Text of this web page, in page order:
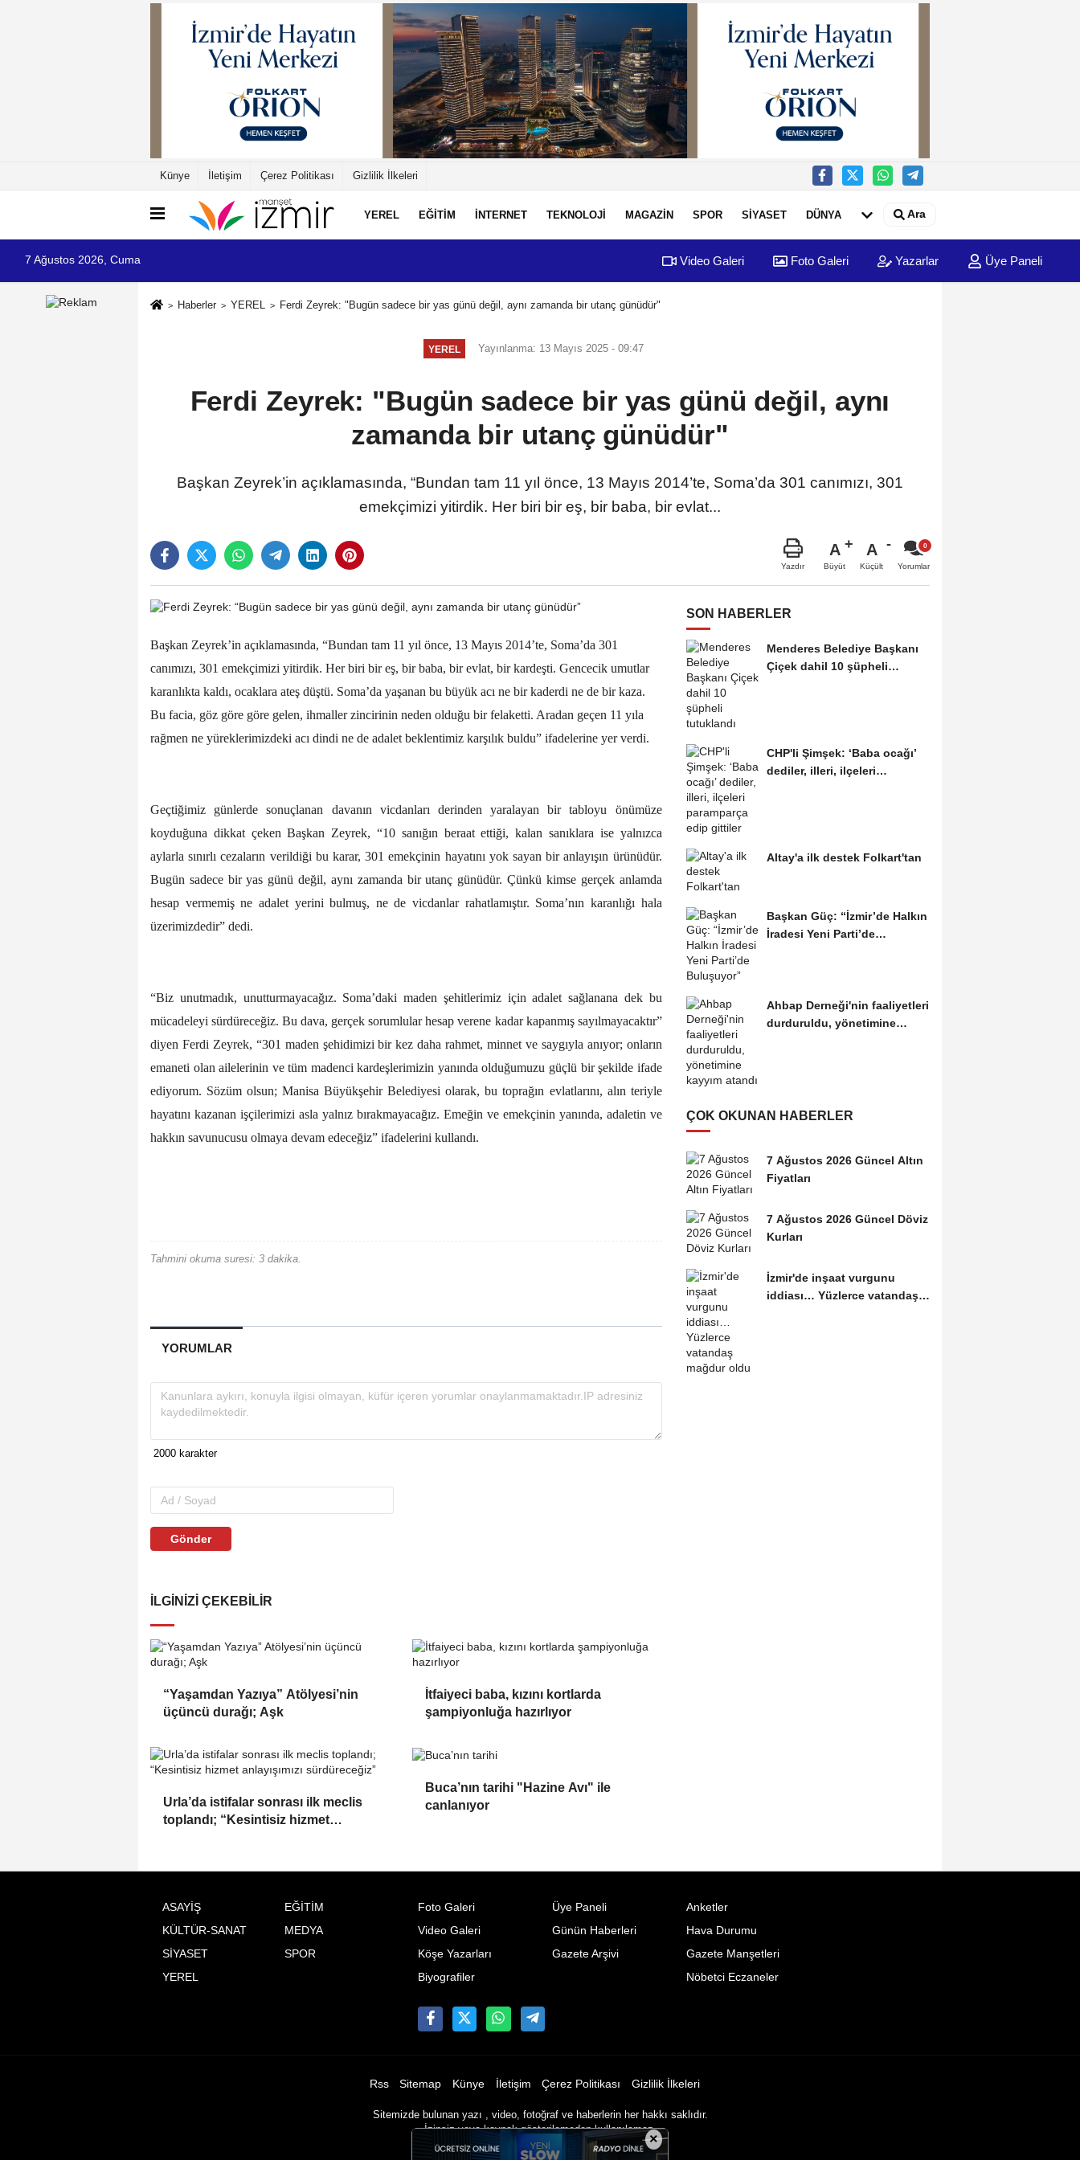
Künye İletişim Çerez Politikası Gizlilik İlkeleri
YEREL EĞİTİM İNTERNET TEKNOLOJİ MAGAZİN SPOR SİYASET DÜNYA Ara
7 Ağustos 2026, Cuma Video Galeri Foto Galeri Yazarlar Üye Paneli
Haberler YEREL Ferdi Zeyrek: "Bugün sadece bir yas günü değil, aynı zamanda bir utanç günüdür"
YEREL Yayınlanma: 13 Mayıs 2025 - 09:47
Ferdi Zeyrek: "Bugün sadece bir yas günü değil, aynı
zamanda bir utanç günüdür"
Başkan Zeyrek’in açıklamasında, “Bundan tam 11 yıl önce, 13 Mayıs 2014’te, Soma’da 301 canımızı, 301
emekçimizi yitirdik. Her biri bir eş, bir baba, bir evlat...
Yazdır
A
Büyüt
A
Küçült Yorumlar
Başkan Zeyrek’in açıklamasında, “Bundan tam 11 yıl önce, 13 Mayıs 2014’te, Soma’da 301
canımızı, 301 emekçimizi yitirdik. Her biri bir eş, bir baba, bir evlat, bir kardeşti. Gencecik umutlar
karanlıkta kaldı, ocaklara ateş düştü. Soma’da yaşanan bu büyük acı ne bir kaderdi ne de bir kaza.
Bu facia, göz göre göre gelen, ihmaller zincirinin neden olduğu bir felaketti. Aradan geçen 11 yıla
rağmen ne yüreklerimizdeki acı dindi ne de adalet beklentimiz karşılık buldu” ifadelerine yer verdi.
Geçtiğimiz günlerde sonuçlanan davanın vicdanları derinden yaralayan bir tabloyu önümüze
koyduğuna dikkat çeken Başkan Zeyrek, “10 sanığın beraat ettiği, kalan sanıklara ise yalnızca
aylarla sınırlı cezaların verildiği bu karar, 301 emekçinin hayatını yok sayan bir anlayışın ürünüdür.
Bugün sadece bir yas günü değil, aynı zamanda bir utanç günüdür. Çünkü kimse gerçek anlamda
hesap vermemiş ne adalet yerini bulmuş, ne de vicdanlar rahatlamıştır. Soma’nın karanlığı hala
üzerimizdedir” dedi.
“Biz unutmadık, unutturmayacağız. Soma’daki maden şehitlerimiz için adalet sağlanana dek bu
mücadeleyi sürdüreceğiz. Bu dava, gerçek sorumlular hesap verene kadar kapanmış sayılmayacaktır”
diyen Ferdi Zeyrek, “301 maden şehidimizi bir kez daha rahmet, minnet ve saygıyla anıyor; onların
emaneti olan ailelerinin ve tüm madenci kardeşlerimizin yanında olduğumuzu güçlü bir şekilde ifade
ediyorum. Sözüm olsun; Manisa Büyükşehir Belediyesi olarak, bu toprağın evlatlarını, alın teriyle
hayatını kazanan işçilerimizi asla yalnız bırakmayacağız. Emeğin ve emekçinin yanında, adaletin ve
hakkın savunucusu olmaya devam edeceğiz” ifadelerini kullandı.
Tahmini okuma suresi: 3 dakika.
YORUMLAR
Gönder
İLGINIZI ÇEKEBILIR
“Yaşamdan Yazıya” Atölyesi’nin
üçüncü durağı; Aşk
İtfaiyeci baba, kızını kortlarda
şampiyonluğa hazırlıyor
Urla’da istifalar sonrası ilk meclis
toplandı; “Kesintisiz hizmet
Buca’nın tarihi "Hazine Avı" ile
canlanıyor
SON HABERLER
Menderes Belediye Başkanı
Çiçek dahil 10 şüpheli
CHP'li Şimşek: ‘Baba ocağı’
dediler, illeri, ilçeleri
Altay'a ilk destek Folkart'tan
Başkan Güç: “İzmir’de Halkın
İradesi Yeni Parti’de
Ahbap Derneği'nin faaliyetleri
durduruldu, yönetimine
ÇOK OKUNAN HABERLER
7 Ağustos 2026 Güncel Altın
Fiyatları
7 Ağustos 2026 Güncel Döviz
Kurları
İzmir'de inşaat vurgunu
iddiası… Yüzlerce vatandaş
ASAYİŞ
EĞİTİM
KÜLTÜR-SANAT
MEDYA
SİYASET
SPOR
YEREL
Foto Galeri
Video Galeri
Köşe Yazarları
Biyografiler
Üye Paneli
Günün Haberleri
Gazete Arşivi
Anketler
Hava Durumu
Gazete Manşetleri
Nöbetci Eczaneler
Rss Sitemap Künye İletişim Çerez Politikası Gizlilik İlkeleri
Sitemizde bulunan yazı , video, fotoğraf ve haberlerin her hakkı saklıdır.
İzinsiz veya kaynak gösterilemeden kullanılamaz.
×